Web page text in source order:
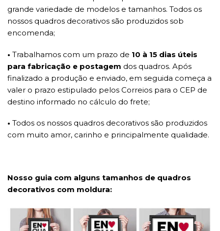
grande variedade de modelos e tamanhos. Todos os
nossos quadros decorativos são produzidos sob
encomenda;
• Trabalhamos com um prazo de 10 à 15 dias úteis
para fabricação e postagem dos quadros. Após
finalizado a produção e enviado, em seguida começa a
valer o prazo estipulado pelos Correios para o CEP de
destino informado no cálculo do frete;
• Todos os nossos quadros decorativos são produzidos
com muito amor, carinho e principalmente qualidade.
Nosso guia com alguns tamanhos de quadros
decorativos com moldura: